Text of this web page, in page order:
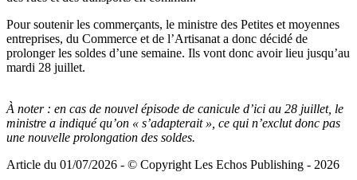
Pour soutenir les commerçants, le ministre des Petites et moyennes
entreprises, du Commerce et de l’Artisanat a donc décidé de
prolonger les soldes d’une semaine. Ils vont donc avoir lieu jusqu’au
mardi 28 juillet.
À noter : en cas de nouvel épisode de canicule d’ici au 28 juillet, le
ministre a indiqué qu’on « s’adapterait », ce qui n’exclut donc pas
une nouvelle prolongation des soldes.
Article du 01/07/2026 - © Copyright Les Echos Publishing - 2026